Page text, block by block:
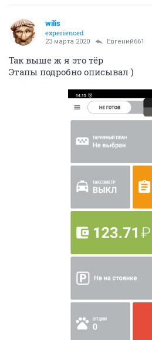
wilis
experienced
23 марта 2020 Евгений661
Так выше ж я это тёр
Этапы подробно описывал )